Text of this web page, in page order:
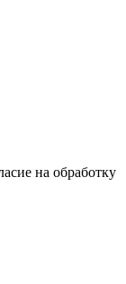
на обработку